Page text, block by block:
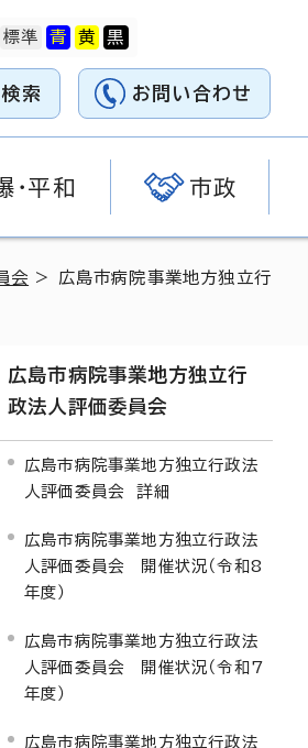
検索 お問い合わせ
・平和 市政
会 > 広島市病院事業地方独立行
広島市病院事業地方独立行
政法人評価委員会
広島市病院事業地方独立行政法
人評価委員会 詳細
広島市病院事業地方独立行政法
人評価委員会 開催状況（令和8
年度）
広島市病院事業地方独立行政法
人評価委員会 開催状況（令和7
年度）
広島市病院事業地方独立行政法